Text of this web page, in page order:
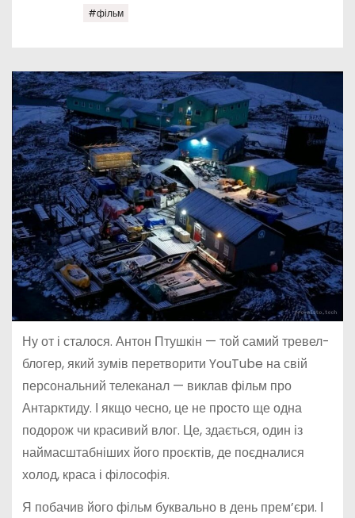
#фільм
Ну от і сталося. Антон Птушкін — той самий тревел-
блогер, який зумів перетворити YouTube на свій
персональний телеканал — виклав фільм про
Антарктиду. І якщо чесно, це не просто ще одна
подорож чи красивий влог. Це, здається, один із
наймасштабніших його проєктів, де поєдналися
холод, краса і філософія.
Я побачив його фільм буквально в день прем’єри. І